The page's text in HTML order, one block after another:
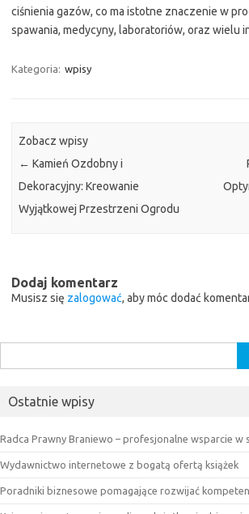
ciśnienia gazów, co ma istotne znaczenie w
spawania, medycyny, laboratoriów, oraz wielu
Kategoria: wpisy
Zobacz wpisy
← Kamień Ozdobny i
Dekoracyjny: Kreowanie
Wyjątkowej Przestrzeni Ogrodu
Dodaj komentarz
Musisz się zalogować, aby móc dodać
Ostatnie wpisy
Radca Prawny Braniewo – profesjonalne wsparcie w
Wydawnictwo internetowe z bogatą ofertą książek
Poradniki biznesowe pomagające rozwijać